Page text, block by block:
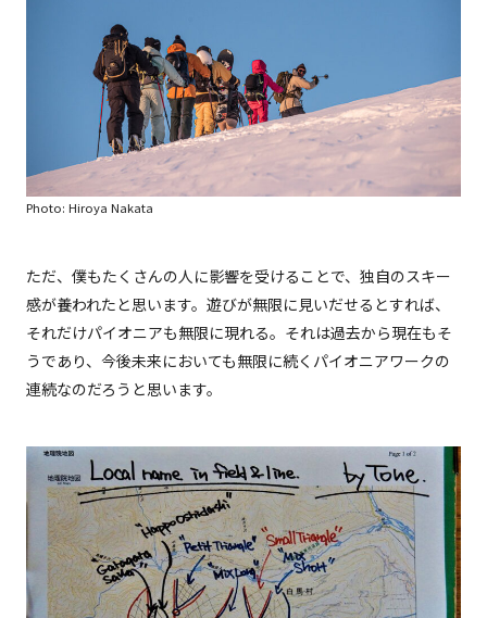
Photo: Hiroya Nakata
ただ、僕もたくさんの人に影響を受けることで、独自のスキー
感が養われたと思います。遊びが無限に見いだせるとすれば、
それだけパイオニアも無限に現れる。それは過去から現在もそ
うであり、今後未来においても無限に続くパイオニアワークの
連続なのだろうと思います。